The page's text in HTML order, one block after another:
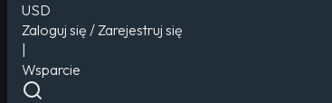
USD
Zaloguj się / Zarejestruj się
Wsparcie